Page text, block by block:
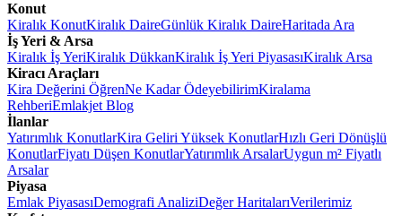
Konut
Kiralık KonutKiralık DaireGünlük Kiralık DaireHaritada Ara
İş Yeri & Arsa
Kiralık İş YeriKiralık DükkanKiralık İş Yeri PiyasasıKiralık Arsa
Kiracı Araçları
Kira Değerini ÖğrenNe Kadar ÖdeyebilirimKiralama
RehberiEmlakjet Blog
İlanlar
Yatırımlık KonutlarKira Geliri Yüksek KonutlarHızlı Geri Dönüşlü
KonutlarFiyatı Düşen KonutlarYatırımlık ArsalarUygun m² Fiyatlı
Arsalar
Piyasa
Emlak PiyasasıDemografi AnaliziDeğer HaritalarıVerilerimiz